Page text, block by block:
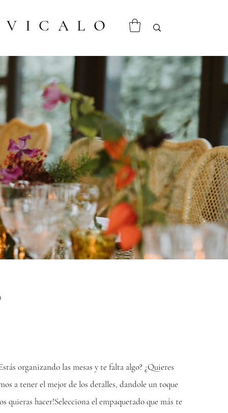
VICALO
organizando las mesas y te falta algo? ¿Quieres
a tener el mejor de los detalles, dandole un toque
quieras hacer!Selecciona el empaquetado que más te